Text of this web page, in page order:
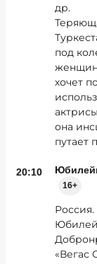
др.
под
хочет
она
путает
20:10
16+
Россия.
«Вегас